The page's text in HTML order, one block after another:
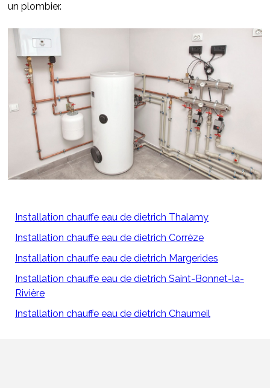
un plombier.
Installation chauffe eau de dietrich Thalamy
Installation chauffe eau de dietrich Corrèze
Installation chauffe eau de dietrich Margerides
Installation chauffe eau de dietrich Saint-Bonnet-la-
Rivière
Installation chauffe eau de dietrich Chaumeil